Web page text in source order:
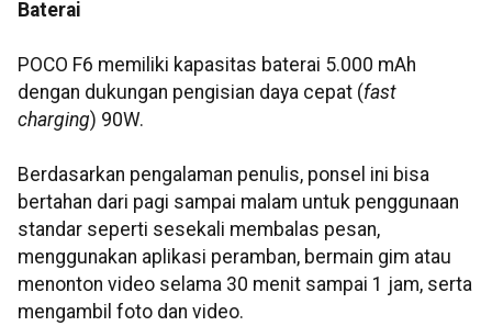
Baterai
POCO F6 memiliki kapasitas baterai 5.000 mAh
dengan dukungan pengisian daya cepat (fast
charging) 90W.
Berdasarkan pengalaman penulis, ponsel ini bisa
bertahan dari pagi sampai malam untuk penggunaan
standar seperti sesekali membalas pesan,
menggunakan aplikasi peramban, bermain gim atau
menonton video selama 30 menit sampai 1 jam, serta
mengambil foto dan video.